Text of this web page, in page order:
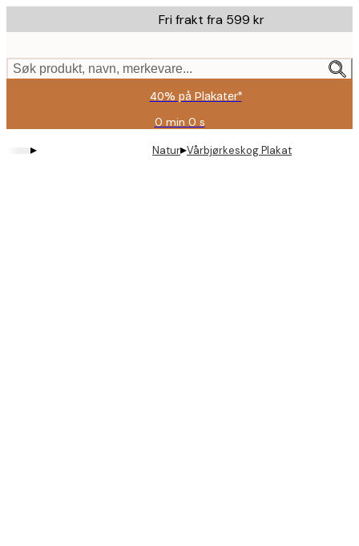
to
content.
Fri frakt fra 599 kr
Søk produkt, navn, merkevare...
40% på Plakater*
0 min 0 s
Gyldig
til
og
▸ Natur▸Vårbjørkeskog Plakat